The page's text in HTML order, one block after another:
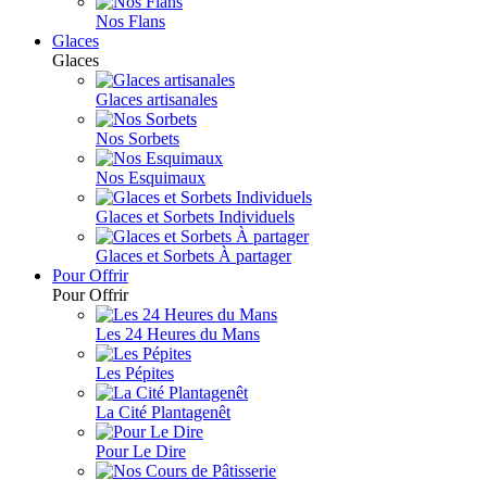
Nos Flans
Glaces
Glaces
Glaces artisanales
Nos Sorbets
Nos Esquimaux
Glaces et Sorbets Individuels
Glaces et Sorbets À partager
Pour Offrir
Pour Offrir
Les 24 Heures du Mans
Les Pépites
La Cité Plantagenêt
Pour Le Dire